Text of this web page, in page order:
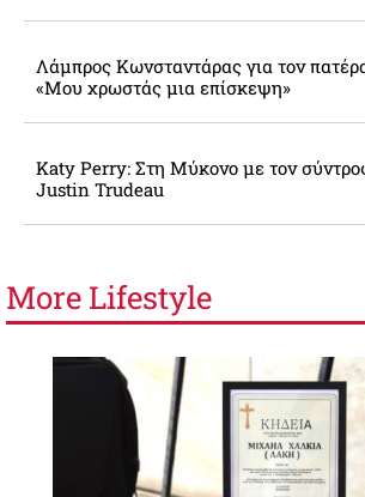
Λάμπρος Κωνσταντάρας για τον
«Μου χρωστάς μια επίσκεψη»
Katy Perry: Στη Μύκονο με τον
Justin Trudeau
More Lifestyle